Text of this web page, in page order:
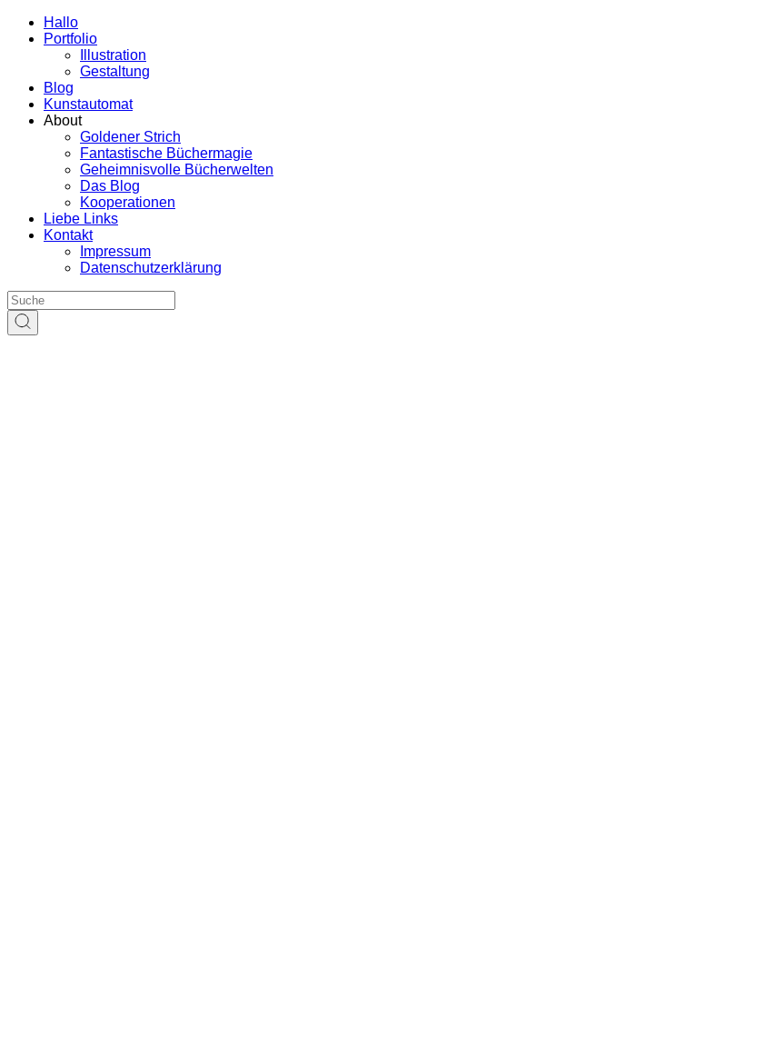
Hallo
Portfolio
Illustration
Gestaltung
Blog
Kunstautomat
About
Goldener Strich
Fantastische Büchermagie
Geheimnisvolle Bücherwelten
Das Blog
Kooperationen
Liebe Links
Kontakt
Impressum
Datenschutzerklärung